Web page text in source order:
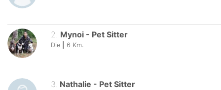
2. Mynoi - Pet Sitter
Die 6 Km.
3. Nathalie - Pet Sitter